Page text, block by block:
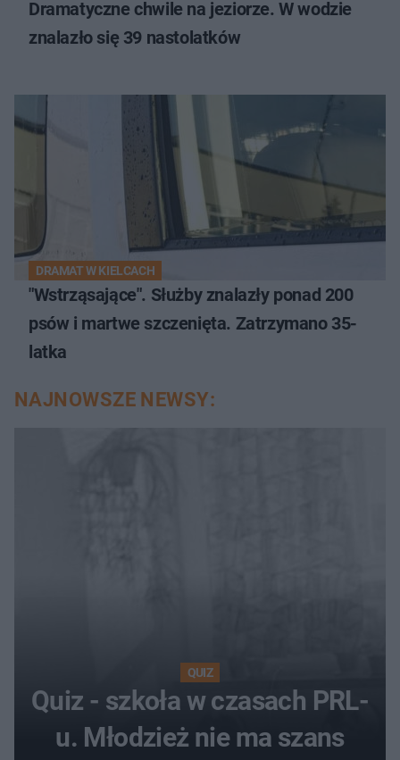
Dramatyczne chwile na jeziorze. W wodzie
znalazło się 39 nastolatków
DRAMAT W KIELCACH
"Wstrząsające". Służby znalazły ponad 200
psów i martwe szczenięta. Zatrzymano 35-
latka
NAJNOWSZE NEWSY:
QUIZ
Quiz - szkoła w czasach PRL-
u. Młodzież nie ma szans